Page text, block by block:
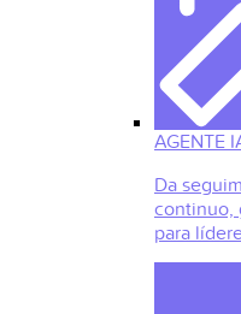
AGENTE
Da
continuo,
para